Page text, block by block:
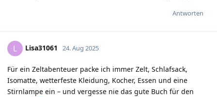
Antworten
L Lisa31061 24. Aug 2025
Für ein Zeltabenteuer packe ich immer Zelt, Schlafsack,
Isomatte, wetterfeste Kleidung, Kocher, Essen und eine
Stirnlampe ein – und vergesse nie das gute Buch für den